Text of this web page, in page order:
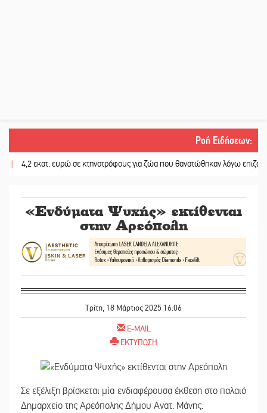
Ροή Ειδήσεων:
εκατ. ευρώ σε κτηνοτρόφους για ζώα που θανατώθηκαν λόγω επιζωοτιών
«Ενδύματα Ψυχής» εκτίθενται
στην Αρεόπολη
Τρίτη, 18 Μάρτιος 2025 16:06
E-MAIL
ΕΚΤΥΠΩΣΗ
Σε εξέλιξη βρίσκεται μία ενδιαφέρουσα έκθεση στο παλαιό
Δημαρχείο της Αρεόπολης Δήμου Ανατ. Μάνης.